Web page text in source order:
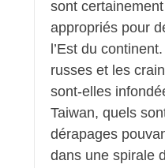
sont
appropriés pour
l’Est du
russes et les
sont-elles
Taiwan, quels
dérapages
dans une spirale